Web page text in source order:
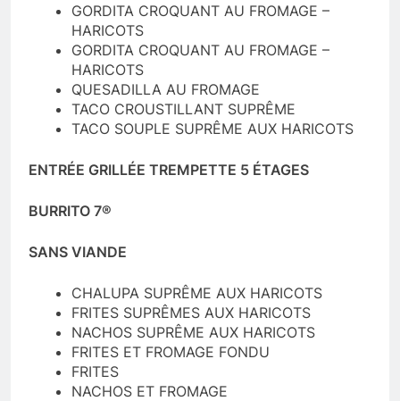
GORDITA CROQUANT AU FROMAGE –
HARICOTS
GORDITA CROQUANT AU FROMAGE –
HARICOTS
QUESADILLA AU FROMAGE
TACO CROUSTILLANT SUPRÊME
TACO SOUPLE SUPRÊME AUX HARICOTS
ENTRÉE GRILLÉE TREMPETTE 5 ÉTAGES
BURRITO 7®
SANS VIANDE
CHALUPA SUPRÊME AUX HARICOTS
FRITES SUPRÊMES AUX HARICOTS
NACHOS SUPRÊME AUX HARICOTS
FRITES ET FROMAGE FONDU
FRITES
NACHOS ET FROMAGE